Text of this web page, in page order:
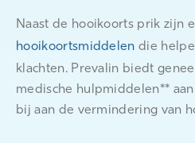
Naast de hooikoorts prik zijn
hooikoortsmiddelen die
klachten. Prevalin biedt
medische hulpmiddelen**
bij aan de vermindering van